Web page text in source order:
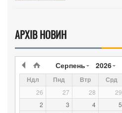
АРХІВ НОВИН
Серпень 2026
Ндл Пнд Втр Срд
26 27 28 29
2
3 4 5